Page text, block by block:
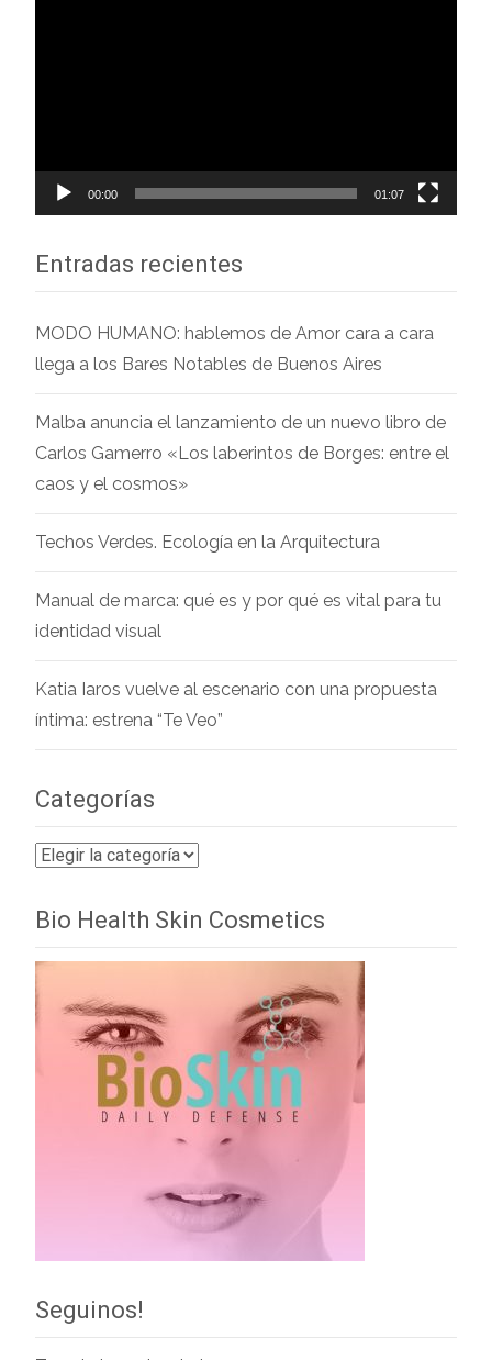
00:00 01:07
Entradas recientes
MODO HUMANO: hablemos de Amor cara a cara
llega a los Bares Notables de Buenos Aires
Malba anuncia el lanzamiento de un nuevo libro de
Carlos Gamerro «Los laberintos de Borges: entre el
caos y el cosmos»
Techos Verdes. Ecología en la Arquitectura
Manual de marca: qué es y por qué es vital para tu
identidad visual
Katia Iaros vuelve al escenario con una propuesta
íntima: estrena “Te Veo”
Categorías
Categorías
Bio Health Skin Cosmetics
Seguinos!